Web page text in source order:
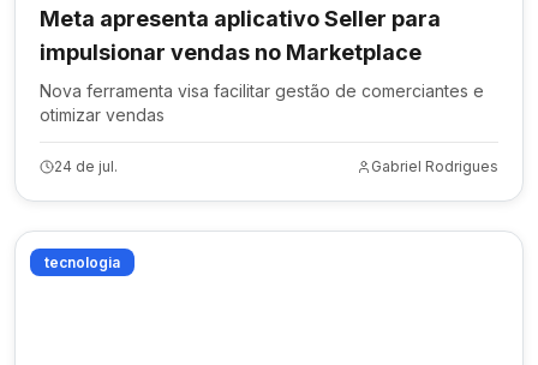
Meta apresenta aplicativo Seller para
impulsionar vendas no Marketplace
Nova ferramenta visa facilitar gestão de comerciantes e
otimizar vendas
24 de jul. Gabriel Rodrigues
tecnologia